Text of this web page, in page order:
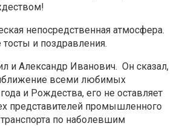
непосредственная атмосфера.
и поздравления.
и Александр Иванович. Он сказал,
всеми любимых
и Рождества, его не оставляет
представителей промышленного
по наболевшим